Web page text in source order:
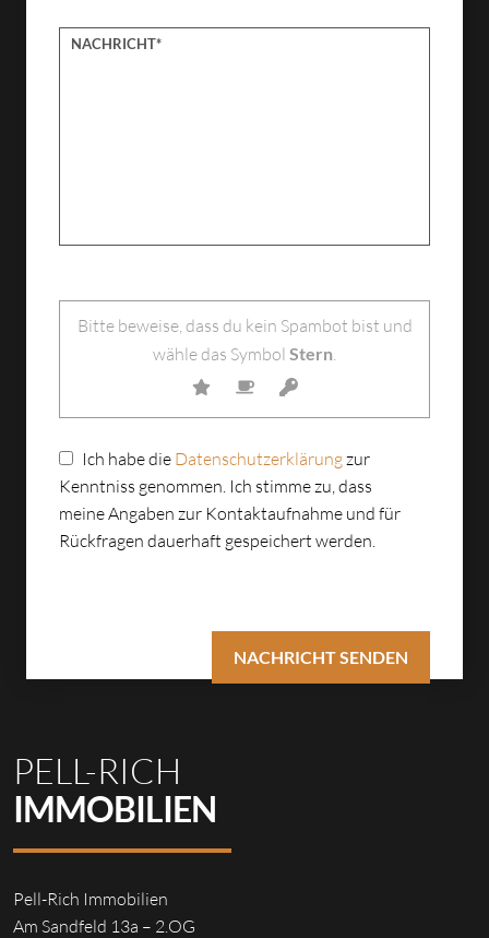
Bitte lasse dieses Feld leer.
Bitte beweise, dass du kein Spambot bist und
wähle das Symbol Stern.
Ich habe die Datenschutzerklärungzur
Kenntniss genommen. Ich stimme zu, dass
meine Angaben zur Kontaktaufnahme und für
Rückfragen dauerhaft gespeichert werden.
PELL-RICH
IMMOBILIEN
Pell-Rich Immobilien
Am Sandfeld 13a – 2.OG